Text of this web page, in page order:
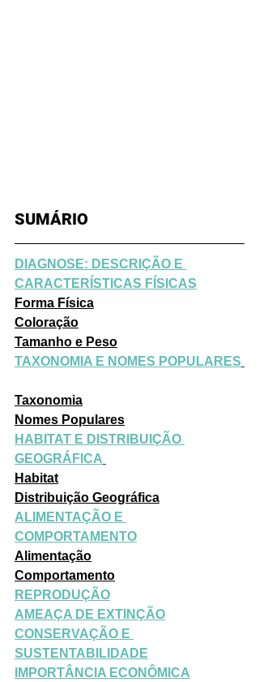
SUMÁRIO
DIAGNOSE: DESCRIÇÃO E
CARACTERÍSTICAS FÍSICAS
Forma Física
Coloração
Tamanho e Peso
TAXONOMIA E NOMES POPULARES
Taxonomia
Nomes Populares
HABITAT E DISTRIBUIÇÃO
GEOGRÁFICA
Habitat
Distribuição Geográfica
ALIMENTAÇÃO E
COMPORTAMENTO
Alimentação
Comportamento
REPRODUÇÃO
AMEAÇA DE EXTINÇÃO
CONSERVAÇÃO E
SUSTENTABILIDADE
IMPORTÂNCIA ECONÔMICA